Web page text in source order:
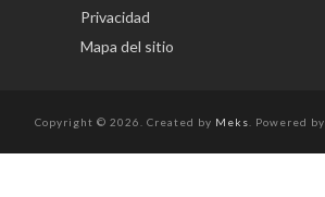
Privacidad
Mapa del sitio
Copyright © 2026. Created by Meks . Powered by